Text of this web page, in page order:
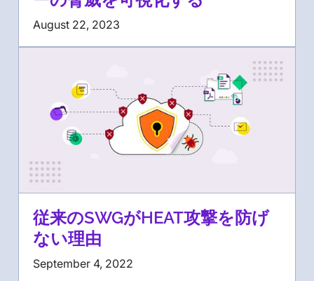
August 22, 2023
従来のSWGがHEAT攻撃を防げ
ない理由
September 4, 2022